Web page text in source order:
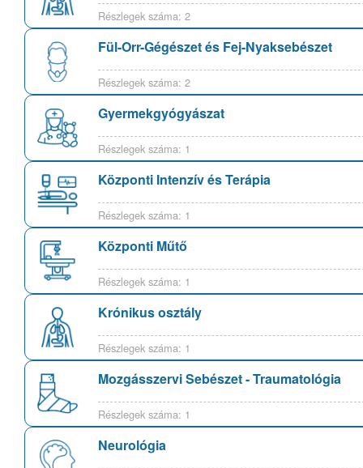
Részlegek száma: 2
Fül-Orr-Gégészet és Fej-Nyaksebészet
Részlegek száma: 2
Gyermekgyógyászat
Részlegek száma: 1
Központi Intenzív és Terápia
Részlegek száma: 1
Központi Műtő
Részlegek száma: 1
Krónikus osztály
Részlegek száma: 1
Mozgásszervi Sebészet - Traumatológia
Részlegek száma: 1
Neurológia